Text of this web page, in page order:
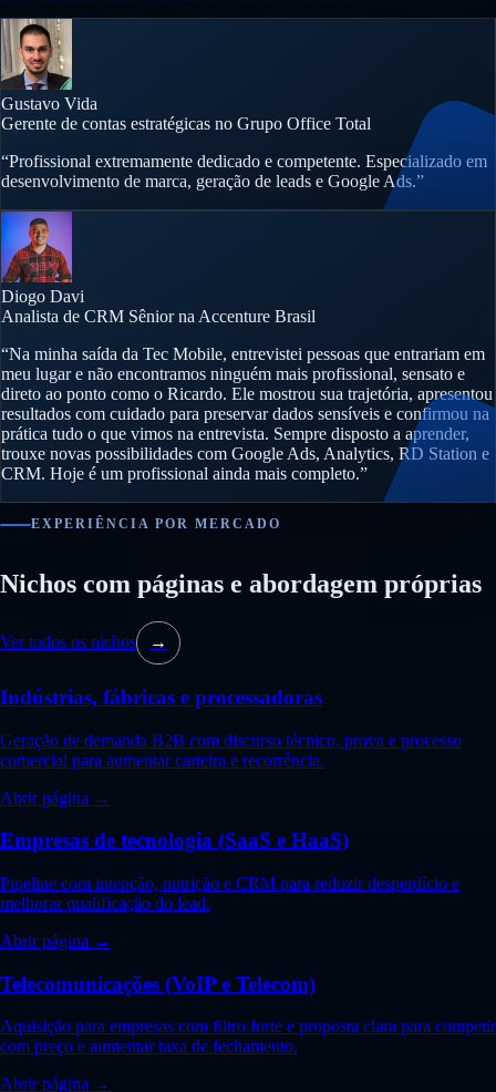
Gustavo Vida
Gerente de contas estratégicas no Grupo Office Total
“Profissional extremamente dedicado e competente. Especializado em
desenvolvimento de marca, geração de leads e Google Ads.”
Diogo Davi
Analista de CRM Sênior na Accenture Brasil
“Na minha saída da Tec Mobile, entrevistei pessoas que entrariam em
meu lugar e não encontramos ninguém mais profissional, sensato e
direto ao ponto como o Ricardo. Ele mostrou sua trajetória, apresentou
resultados com cuidado para preservar dados sensíveis e confirmou na
prática tudo o que vimos na entrevista. Sempre disposto a aprender,
trouxe novas possibilidades com Google Ads, Analytics, RD Station e
CRM. Hoje é um profissional ainda mais completo.”
EXPERIÊNCIA POR MERCADO
Nichos com páginas e abordagem próprias
Ver todos os nichos →
Indústrias, fábricas e processadoras
Geração de demanda B2B com discurso técnico, prova e processo
comercial para aumentar carteira e recorrência.
Abrir página →
Empresas de tecnologia (SaaS e HaaS)
Pipeline com intenção, nutrição e CRM para reduzir desperdício e
melhorar qualificação do lead.
Abrir página →
Telecomunicações (VoIP e Telecom)
Aquisição para empresas com filtro forte e proposta clara para competir
com preço e aumentar taxa de fechamento.
Abrir página →